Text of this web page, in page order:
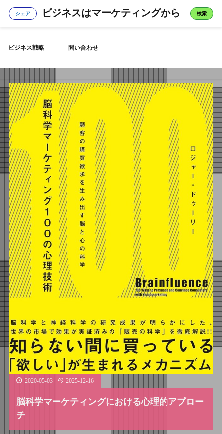
ビジネスはマーケティングから
シェア 検索
ビジネス戦略 問い合わせ
2020-05-03 2025-12-16
脳科学マーケティングにおける心理的アプロー
チ